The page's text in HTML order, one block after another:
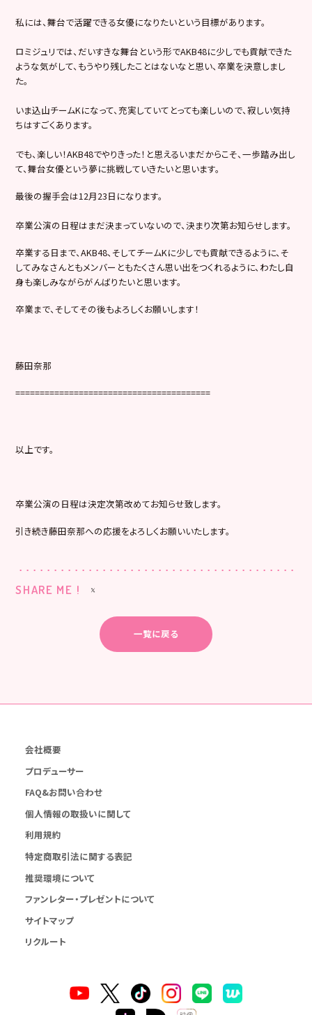
私には、舞台で活躍できる女優になりたいという目標があります。
ロミジュリでは、だいすきな舞台という形でAKB48に少しでも貢献できた
ような気がして、もうやり残したことはないなと思い、卒業を決意しまし
た。
いま込山チームKになって、充実していてとっても楽しいので、寂しい気持
ちはすごくあります。
でも、楽しい！AKB48でやりきった！と思えるいまだからこそ、一歩踏み出し
て、舞台女優という夢に挑戦していきたいと思います。
最後の握手会は12月23日になります。
卒業公演の日程はまだ決まっていないので、決まり次第お知らせします。
卒業する日まで、AKB48、そしてチームKに少しでも貢献できるように、そ
してみなさんともメンバーともたくさん思い出をつくれるように、わたし自
身も楽しみながらがんばりたいと思います。
卒業まで、そしてその後もよろしくお願いします！
藤田奈那
========================================
以上です。
卒業公演の日程は決定次第改めてお知らせ致します。
引き続き藤田奈那への応援をよろしくお願いいたします。
SHARE ME !
一覧に戻る
会社概要
プロデューサー
FAQ&お問い合わせ
個人情報の取扱いに関して
利用規約
特定商取引法に関する表記
推奨環境について
ファンレター・プレゼントについて
サイトマップ
リクルート